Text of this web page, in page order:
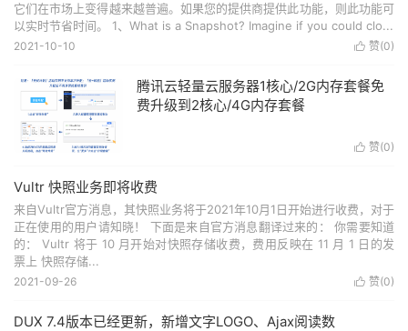
它们在市场上变得越来越普遍。如果您的提供商提供此功能，则此功能可
以实时节省时间。 1、What is a Snapshot? Imagine if you could clo...
 赞(0)
2021-10-10
腾讯云轻量云服务器1核心/2G内存套餐免
费升级到2核心/4G内存套餐
 赞(0)
Vultr 快照业务即将收费
来自Vultr官方消息，其快照业务将于2021年10月1日开始进行收费，对于
正在使用的用户请知晓！ 下面是来自官方消息翻译过来的： 你需要知道
的： Vultr 将于 10 月开始对快照存储收费，费用反映在 11 月 1 日的发
票上 快照存储...
 赞(0)
2021-09-26
DUX 7.4版本已经更新，新增文字LOGO、Ajax阅读数